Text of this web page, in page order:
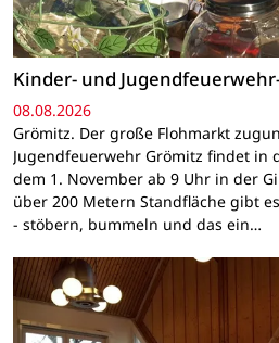
Kinder- und
08.08.2026
Grömitz. Der große Flohmarkt
Jugendfeuerwehr Grömitz findet in
dem 1. November ab 9 Uhr in der
über 200 Metern Standfläche gibt
- stöbern, bummeln und das ein…